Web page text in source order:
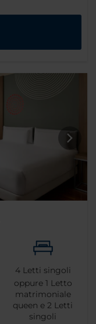
4Letti singoli
oppure 1 Letto
matrimoniale
queen e2 Letti
singoli